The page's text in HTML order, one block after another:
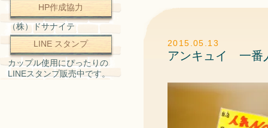
2015.05.13
アンキュイ 一番
記
事
HP作成協力
（株）ドサナイテ
LINE スタンプ
カップル使用にぴったりの
LINEスタンプ販売中です。